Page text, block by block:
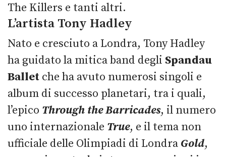
The Killers e tanti altri.
L’artista Tony Hadley
Nato e cresciuto a Londra, Tony Hadley
ha guidato la mitica band degli Spandau
Ballet che ha avuto numerosi singoli e
album di successo planetari, tra i quali,
l’epico Through the Barricades, il numero
uno internazionale True, e il tema non
ufficiale delle Olimpiadi di Londra Gold,